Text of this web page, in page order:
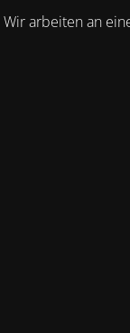
Wir arbeiten an